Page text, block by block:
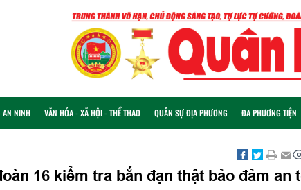
AN NINH VĂN HÓA - XÃ HỘI - THỂ THAO QUÂN SỰ ĐỊA PHƯƠNG ĐA PHƯƠNG TIỆN
16 kiểm tra bắn đạn thật bảo đảm an